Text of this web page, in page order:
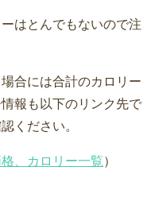
はとんでもないので注
合には合計のカロリー
報も以下のリンク先で
ください。
、カロリー一覧）